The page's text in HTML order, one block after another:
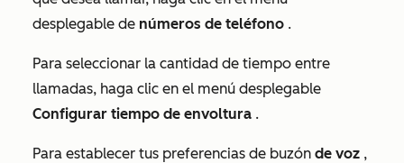
desplegable de números de teléfono .
Para seleccionar la cantidad de tiempo entre
llamadas, haga clic en el menú desplegable
Configurar tiempo de envoltura .
Para establecer tus preferencias de buzón de voz ,